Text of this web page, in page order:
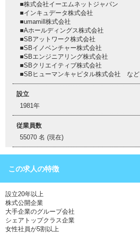
■株式会社イーエムネットジャパン
■インキュデータ株式会社
■umamill株式会社
■Aホールディングス株式会社
■SBアットワーク株式会社
■SBイノベンチャー株式会社
■SBエンジニアリング株式会社
■SBクリエイティブ株式会社
■SBヒューマンキャピタル株式会社 など
設立
1981年
従業員数
55070 名 (現在)
この求人の特徴
設立20年以上
株式公開企業
大手企業のグループ会社
シェアトップクラス企業
女性社員が5割以上